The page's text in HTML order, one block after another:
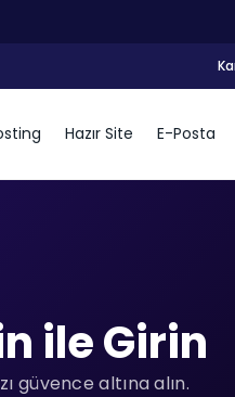
Hazır Site E-Posta
ile Girin
güvence altına alın.